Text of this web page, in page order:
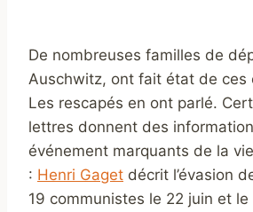
De nombreuses familles de
Auschwitz, ont fait état de ces
Les rescapés en ont parlé.
lettres donnent des
événement marquants de la
: Henri Gaget décrit l’évasion
19 communistes le 22 juin et